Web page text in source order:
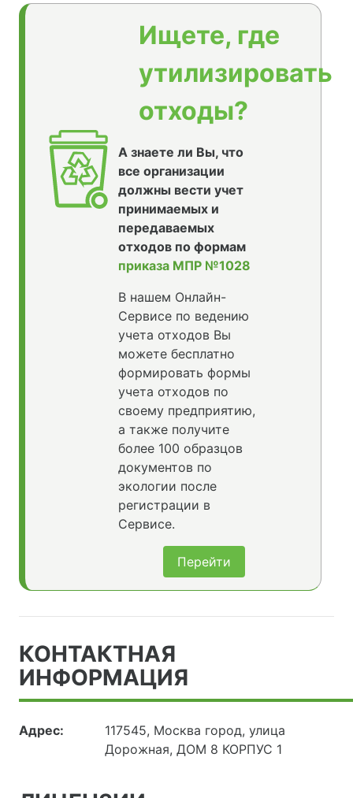
Ищете, где
утилизировать
отходы?
А знаете ли Вы, что
все организации
должны вести учет
принимаемых и
передаваемых
отходов по формам
приказа МПР №1028
В нашем Онлайн-
Сервисе по ведению
учета отходов Вы
можете бесплатно
формировать формы
учета отходов по
своему предприятию,
а также получите
более 100 образцов
документов по
экологии после
регистрации в
Сервисе.
Перейти
КОНТАКТНАЯ
ИНФОРМАЦИЯ
Адрес:
117545, Москва город, улица
Дорожная, ДОМ 8 КОРПУС 1